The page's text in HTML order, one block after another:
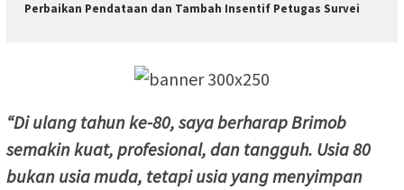
Perbaikan Pendataan dan Tambah Insentif Petugas Survei
“Di ulang tahun ke-80, saya berharap Brimob
semakin kuat, profesional, dan tangguh. Usia 80
bukan usia muda, tetapi usia yang menyimpan